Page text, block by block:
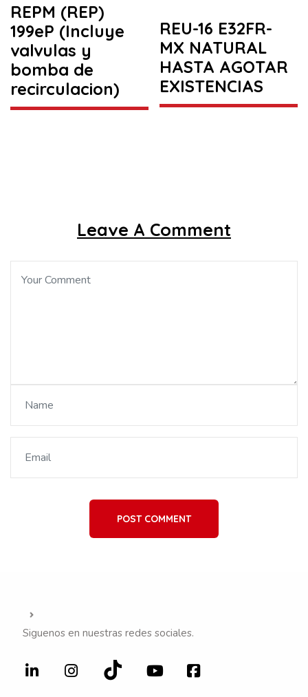
REPM (REP)
199eP (Incluye
valvulas y
bomba de
recirculacion)
REU-16 E32FR-
MX NATURAL
HASTA AGOTAR
EXISTENCIAS
Leave A Comment
POST COMMENT
Siguenos en nuestras redes sociales.